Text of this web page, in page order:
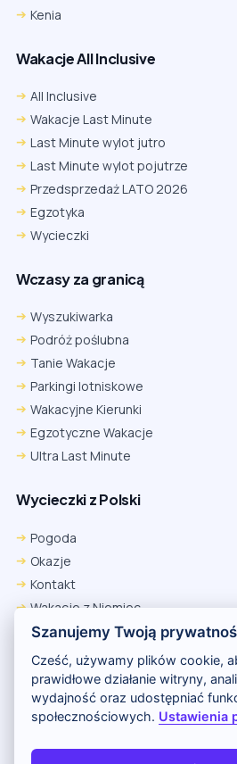
Kenia
Wakacje All Inclusive
All Inclusive
Wakacje Last Minute
Last Minute wylot jutro
Last Minute wylot pojutrze
Przedsprzedaż LATO 2026
Egzotyka
Wycieczki
Wczasy za granicą
Wyszukiwarka
Podróż poślubna
Tanie Wakacje
Parkingi lotniskowe
Wakacyjne Kierunki
Egzotyczne Wakacje
Ultra Last Minute
Wycieczki z Polski
Pogoda
Okazje
Kontakt
Wakacje z Niemiec
Polityka Prywatności
Wakacje w Egipcie
Rankingi hoteli
Firefox
Ustawienia → Prywatność i
firm → ustaw „Zezwalaj”.
Na czas rezerwacji nie blokuj cookies i
Szanujemy Twoją
Cześć, używamy plików cookie,
prawidłowe działanie witryny,
wydajność oraz udostępniać
społecznościowych. Ustawienia